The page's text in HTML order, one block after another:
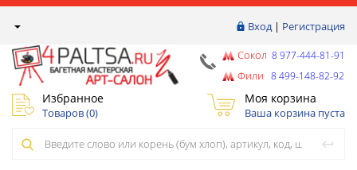
Вход| Регистрация
Сокол 8 977-444-81-91
Фили 8 499-148-82-92
Избранное
Товаров (0)
Моя корзина
Ваша корзина пуста